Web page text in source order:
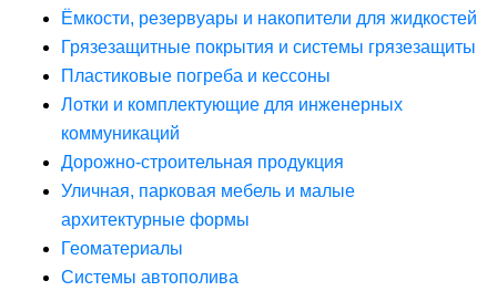
Ёмкости, резервуары и накопители для жидкостей
Грязезащитные покрытия и системы грязезащиты
Пластиковые погреба и кессоны
Лотки и комплектующие для инженерных
коммуникаций
Дорожно-строительная продукция
Уличная, парковая мебель и малые
архитектурные формы
Геоматериалы
Системы автополива